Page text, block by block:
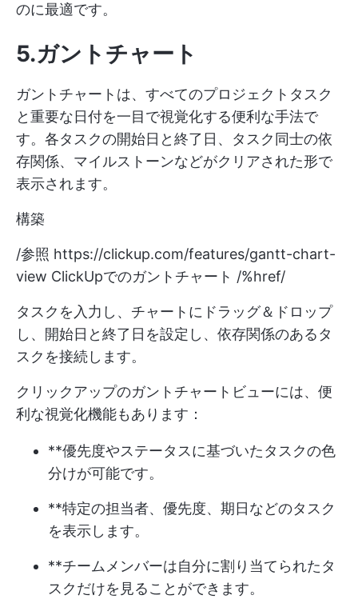
のに最適です。
5.ガントチャート
ガントチャートは、すべてのプロジェクトタスク
と重要な日付を一目で視覚化する便利な手法で
す。各タスクの開始日と終了日、タスク同士の依
存関係、マイルストーンなどがクリアされた形で
表示されます。
構築
/参照 https://clickup.com/features/gantt-chart-
view ClickUpでのガントチャート /%href/
タスクを入力し、チャートにドラッグ＆ドロップ
し、開始日と終了日を設定し、依存関係のあるタ
スクを接続します。
クリックアップのガントチャートビューには、便
利な視覚化機能もあります：
**優先度やステータスに基づいたタスクの色
分けが可能です。
**特定の担当者、優先度、期日などのタスク
を表示します。
**チームメンバーは自分に割り当てられたタ
スクだけを見ることができます。